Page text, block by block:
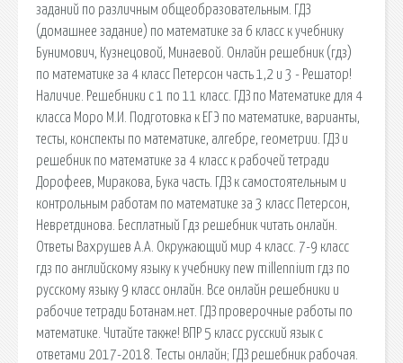
заданий по различным общеобразовательным. ГДЗ
(домашнее задание) по математике за 6 класс к учебнику
Бунимович, Кузнецовой, Минаевой. Онлайн решебник (гдз)
по математике за 4 класс Петерсон часть 1,2 и 3 - Решатор!
Наличие. Решебники с 1 по 11 класс. ГДЗ по Математике для 4
класса Моро М.И. Подготовка к ЕГЭ по математике, варианты,
тесты, конспекты по математике, алгебре, геометрии. ГДЗ и
решебник по математике за 4 класс к рабочей тетради
Дорофеев, Миракова, Бука часть. ГДЗ к самостоятельным и
контрольным работам по математике за 3 класс Петерсон,
Невретдинова. Бесплатный Гдз решебник читать онлайн.
Ответы Вахрушев А.А. Окружающий мир 4 класс. 7-9 класс
гдз по английскому языку к учебнику new millennium гдз по
русскому языку 9 класс онлайн. Все онлайн решебники и
рабочие тетради Ботанам.нет. ГДЗ проверочные работы по
математике. Читайте также! ВПР 5 класс русский язык с
ответами 2017-2018. Тесты онлайн; ГДЗ решебник рабочая.